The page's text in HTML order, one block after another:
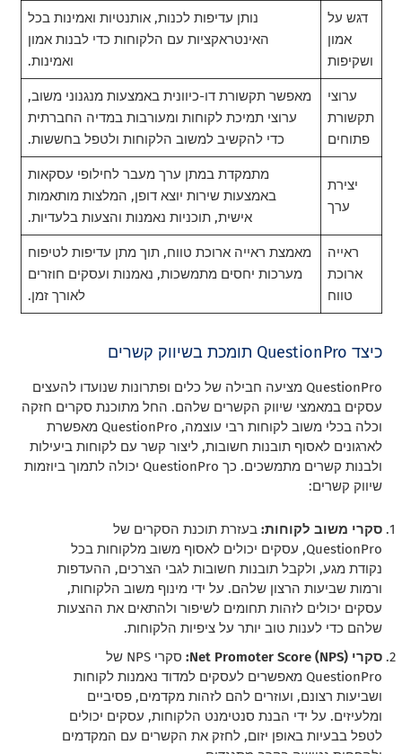
דגש על
אמון
ושקיפות
נותן עדיפות לכנות, אותנטיות ואמינות בכל
האינטראקציות עם הלקוחות כדי לבנות אמון
ואמינות.
ערוצי
תקשורת
פתוחים
מאפשר תקשורת דו-כיוונית באמצעות מנגנוני משוב,
ערוצי תמיכת לקוחות ומעורבות במדיה החברתית
כדי להקשיב למשוב הלקוחות ולטפל בחששות.
יצירת
ערך
מתמקדת במתן ערך מעבר לחילופי עסקאות
באמצעות שירות יוצא דופן, המלצות מותאמות
אישית, תוכניות נאמנות והצעות בלעדיות.
ראייה
ארוכת
טווח
מאמצת ראייה ארוכת טווח, תוך מתן עדיפות לטיפוח
מערכות יחסים מתמשכות, נאמנות ועסקים חוזרים
לאורך זמן.
כיצד QuestionPro תומכת בשיווק קשרים
QuestionPro מציעה חבילה של כלים ופתרונות שנועדו להעצים
עסקים במאמצי שיווק הקשרים שלהם. החל מתוכנת סקרים חזקה
וכלה בכלי משוב לקוחות רבי עוצמה, QuestionPro מאפשרת
לארגונים לאסוף תובנות חשובות, ליצור קשר עם לקוחות ביעילות
ולבנות קשרים מתמשכים. כך QuestionPro יכולה לתמוך ביוזמות
שיווק קשרים:
סקרי משוב לקוחות:בעזרת תוכנת הסקרים של
QuestionPro, עסקים יכולים לאסוף משוב מלקוחות בכל
נקודת מגע, ולקבל תובנות חשובות לגבי הצרכים, ההעדפות
ורמות שביעות הרצון שלהם. על ידי מינוף משוב הלקוחות,
עסקים יכולים לזהות תחומים לשיפור ולהתאים את ההצעות
שלהם כדי לענות טוב יותר על ציפיות הלקוחות.
סקרי Net Promoter Score (NPS):
סקרי NPS של
QuestionPro מאפשרים לעסקים למדוד נאמנות לקוחות
ושביעות רצונם, ועוזרים להם לזהות מקדמים, פסיביים
ומלעיזים. על ידי הבנת סנטימנט הלקוחות, עסקים יכולים
לטפל בבעיות באופן יזום, לחזק את הקשרים עם המקדמים